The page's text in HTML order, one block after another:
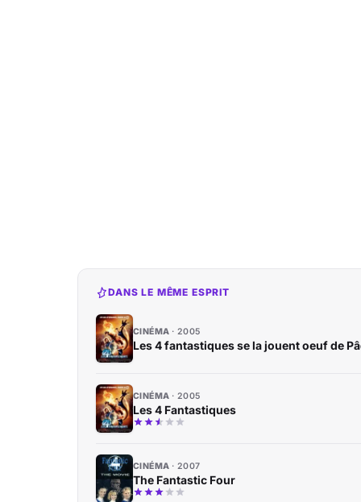
DANS LE MÊME ESPRIT
CINÉMA 2005
Les 4 fantastiques se la jouent oeuf de
CINÉMA 2005
Les 4 Fantastiques
CINÉMA 2007
The Fantastic Four